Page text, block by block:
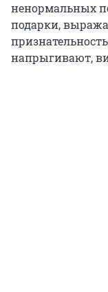
ненормальных
подарки,
напрыгивают,